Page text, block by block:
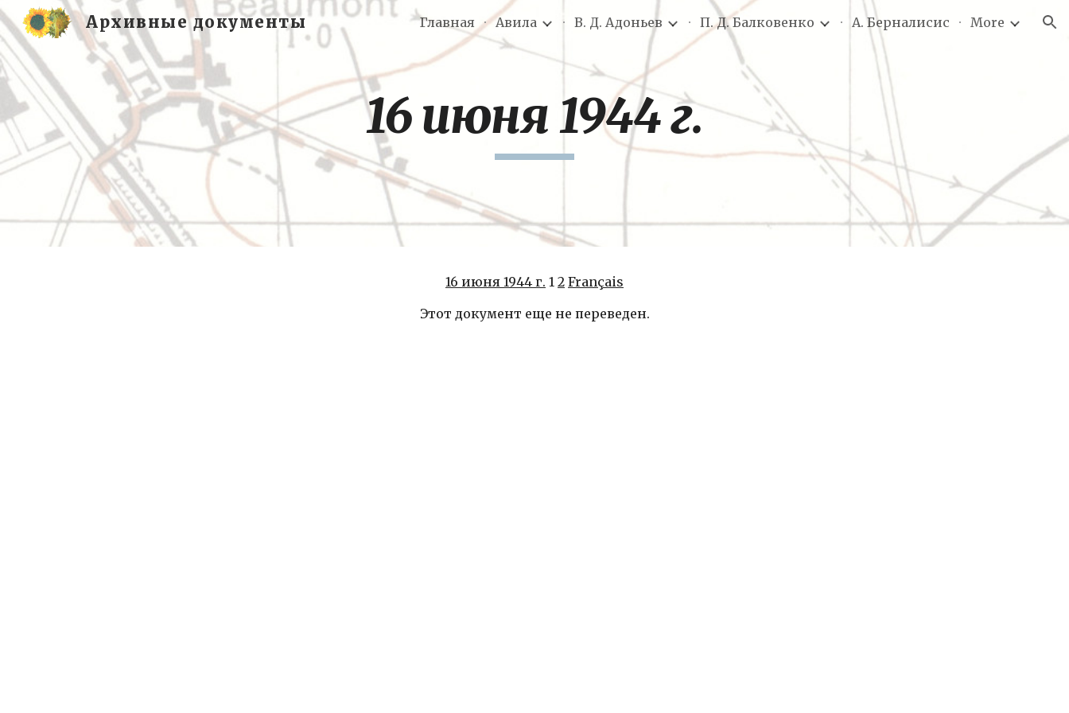
Skip to main content Skip to navigation
Архивные документы Главная Авила В. Д. Адоньев П. Д. Балковенко А. Берналисис More
16 июня 1944 г.
16 июня 1944 г. 1 2 Français
Этот документ еще не переведен.